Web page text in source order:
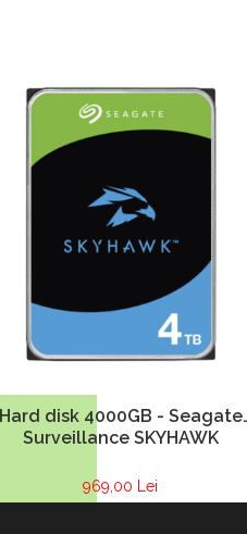
Hard disk 4000GB - Seagate
Surveillance SKYHAWK
969,00 Lei